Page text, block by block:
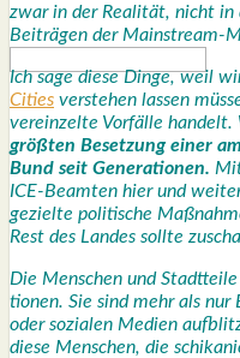
zwar in der Rea­li­tät, nicht in
Bei­trä­gen der Main­stream-
Ich sage die­se Din­ge, weil
Cities ver­ste­hen las­sen
ver­ein­zel­te Vor­fäl­le han­delt.
größ­ten Beset­zung einer
Bund seit Gene­ra­tio­nen.
ICE-Beam­ten hier und
geziel­te poli­ti­sche
Rest des Lan­des soll­te
Die Men­schen und
tio­nen. Sie sind mehr als
oder sozia­len Medi­en
die­se Men­schen, die